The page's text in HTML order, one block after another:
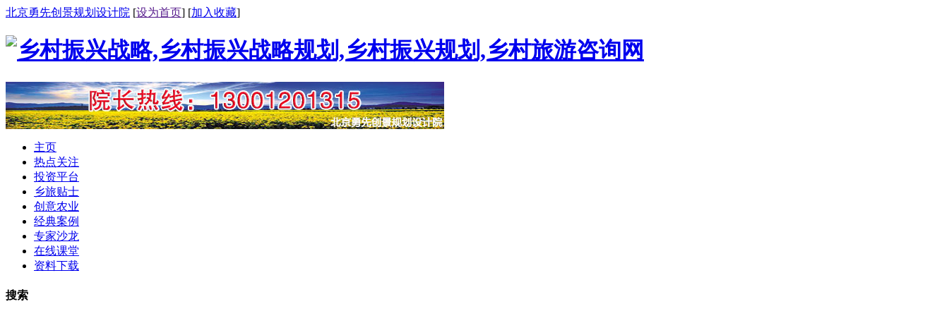
北京勇先创景规划设计院 [设为首页] [加入收藏]
主页
热点关注
投资平台
乡旅贴士
创意农业
经典案例
专家沙龙
在线课堂
资料下载
搜索